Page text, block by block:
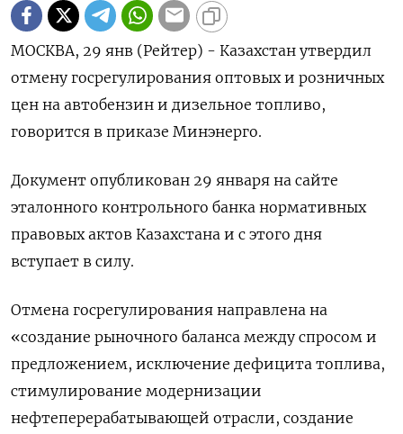
МОСКВА, 29 янв (Рейтер) - Казахстан утвердил
отмену госрегулирования оптовых и розничных
цен на автобензин и дизельное топливо,
говорится в приказе Минэнерго.
Документ опубликован 29 января на сайте
эталонного контрольного банка нормативных
правовых актов Казахстана и с этого дня
вступает в силу.
Отмена госрегулирования направлена на
«создание рыночного баланса между спросом и
предложением, исключение дефицита топлива,
стимулирование модернизации
нефтеперерабатывающей отрасли, создание